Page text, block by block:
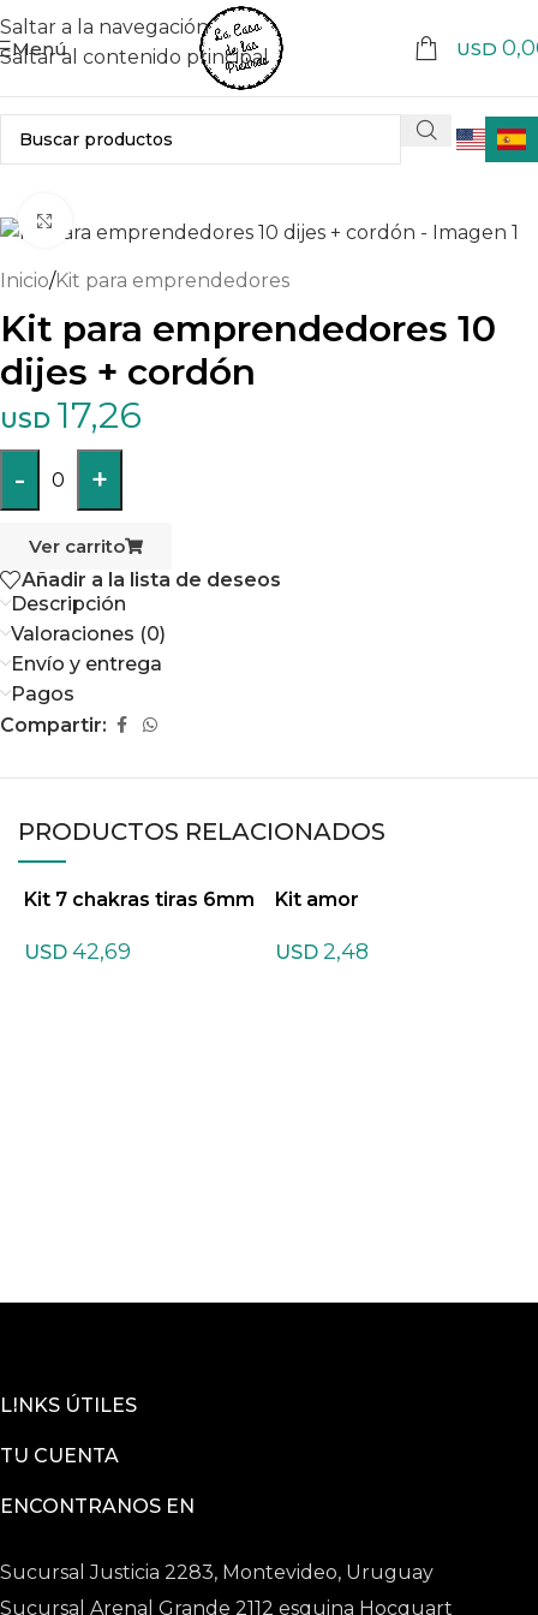
Saltar a la navegación
Saltar al contenido principal
Menú USD
Haga clic para ampliar
Inicio/Kit para emprendedores
Kit para emprendedores 10
dijes + cordón
USD 17,26
- 0 +
Ver carrito
Añadir a la lista de deseos
Descripción
Valoraciones (0)
Envío y entrega
Pagos
Compartir:
PRODUCTOS RELACIONADOS
Kit 7 chakras tiras 6mm
USD 42,69
Kit amor
USD 2,48
LINKS ÚTILES
TU CUENTA
ENCONTRANOS EN
Sucursal Justicia 2283, Montevideo, Uruguay
Sucursal Arenal Grande 2112 esquina Hocquart